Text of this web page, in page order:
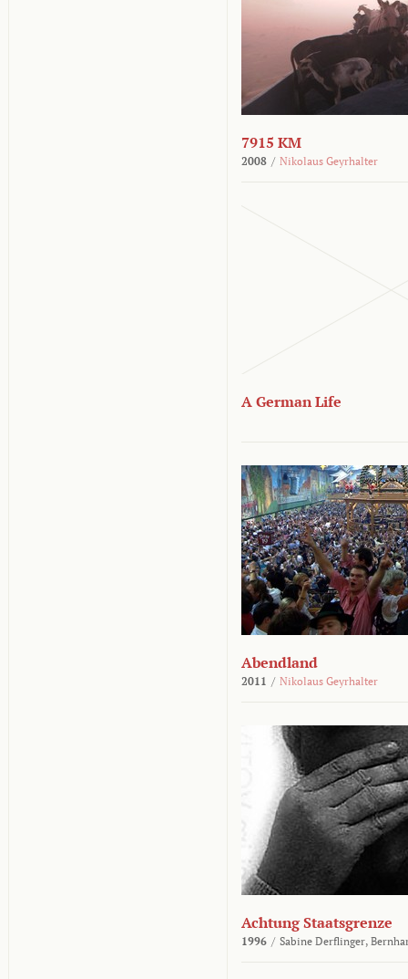
7915 KM
2008 / Nikolaus Geyrhalter
A German Life
Abendland
2011 / Nikolaus Geyrhalter
Achtung Staatsgrenze
1996 / Sabine Derflinger,